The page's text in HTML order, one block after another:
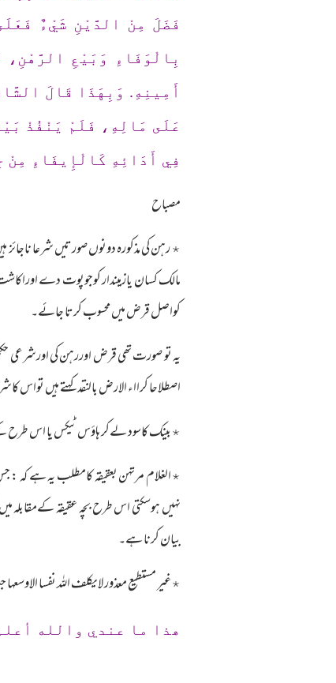
فَضَلَ مِنْ الدَّيْنِ شَيْءٌ
بِالْوَفَاءِ وَبَيْعِ
أَمِينِهِ. وَبِهَذَا قَالَ
عَلَى مَالِهِ، فَلَمْ يَنْفُذْ
فِي أَدَائِهِ كَالْإِيفَاءِ مِنْ
مصباح
٭ رہن کی مذکورہ دونوں صورتیں شرعا
مالک کسان یازمیندار کوجوپوت دے
کواصل قرض میں محسوب کرتا جائے۔
یہ تو صورت تھی قرض اوررہن کی اورشرعی
اصطلاحا کرااء الارض بالنقد کہتے ہیں تواس
٭بینک کاسود لےکر ہاؤس ٹیکس یا اس طرح
٭الغلام مرتہن بعقیقہ کامطلب یہ ہے کہ
نہیں ہوسکتی اس طرح بچہ عقیقہ کےمقابلہ
بیان کرنا ہے۔
٭غیر مستطیع معذور لایکلف اللہ نفسا
ھذا ما عندي والله